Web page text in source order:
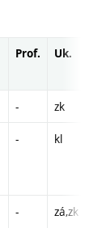
Prof. Uk.
- zk
- kl
- zá,zk